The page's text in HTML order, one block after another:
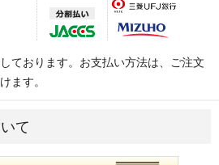
ております。お支払い方法は、ご注文
ます。
て